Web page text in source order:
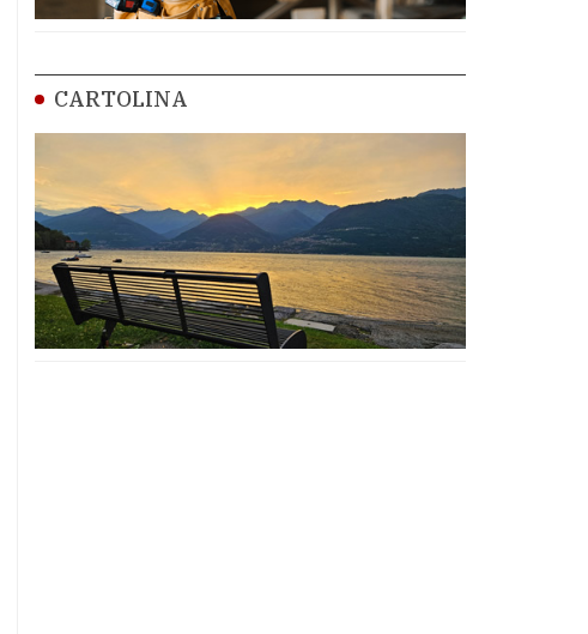
CARTOLINA